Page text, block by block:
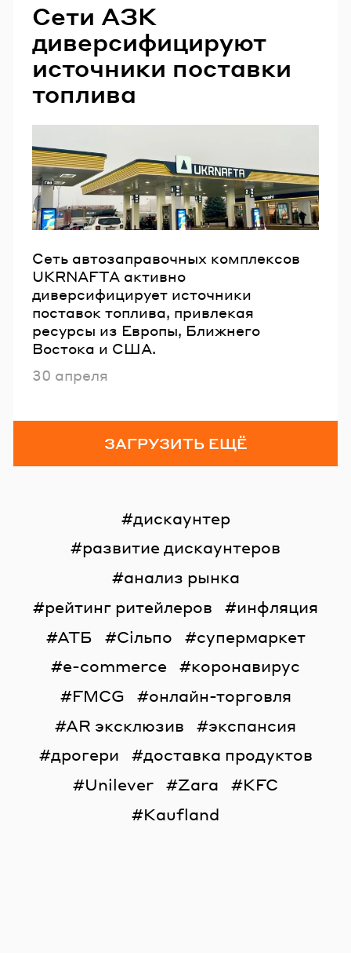
Сети АЗК
диверсифицируют
источники поставки
топлива
Сеть автозаправочных комплексов
UKRNAFTA активно
диверсифицирует источники
поставок топлива, привлекая
ресурсы из Европы, Ближнего
Востока и США.
Опубликовано
30 апреля
ЗАГРУЗИТЬ ЕЩЁ
дискаунтер
развитие дискаунтеров
анализ рынка
рейтинг ритейлеров
инфляция
АТБ
Сільпо
супермаркет
e-commerce
коронавирус
FMCG
онлайн-торговля
AR эксклюзив
экспансия
дрогери
доставка продуктов
Unilever
Zara
KFC
Kaufland